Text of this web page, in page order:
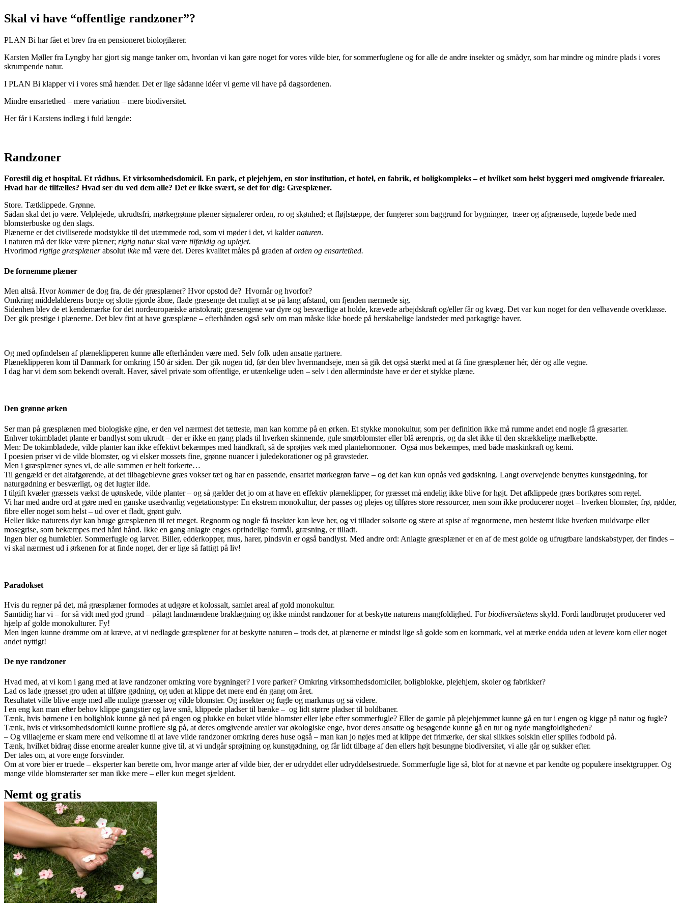
Skal vi have “offentlige randzoner”?
PLAN Bi har fået et brev fra en pensioneret biologilærer.
Karsten Møller fra Lyngby har gjort sig mange tanker om, hvordan vi kan gøre noget for vores vilde bier, for sommerfuglene og for alle de andre insekter og smådyr, som har mindre og mindre plads i vores
skrumpende natur.
I PLAN Bi klapper vi i vores små hænder. Det er lige sådanne idéer vi gerne vil have på dagsordenen.
Mindre ensartethed – mere variation – mere biodiversitet.
Her får i Karstens indlæg i fuld længde:
Randzoner
Forestil dig et hospital. Et rådhus. Et virksomhedsdomicil. En park, et plejehjem, en stor institution, et hotel, en fabrik, et boligkompleks – et hvilket som helst byggeri med omgivende friarealer.
Hvad har de tilfælles? Hvad ser du ved dem alle? Det er ikke svært, se det for dig: Græsplæner.
Store. Tætklippede. Grønne.
Sådan skal det jo være. Velplejede, ukrudtsfri, mørkegrønne plæner signalerer orden, ro og skønhed; et fløjlstæppe, der fungerer som baggrund for bygninger, træer og afgrænsede, lugede bede med
blomsterbuske og den slags.
Plænerne er det civiliserede modstykke til det utæmmede rod, som vi møder i det, vi kaldernaturen.
I naturen må der ikke være plæner; rigtig naturskal være tilfældig og uplejet.
Hvorimod rigtige græsplænerabsolutikke må være det. Deres kvalitet måles på graden aforden og ensartethed.
De fornemme plæner
Men altså. Hvorkommerde dog fra, de dér græsplæner? Hvor opstod de? Hvornår og hvorfor?
Omkring middelalderens borge og slotte gjorde åbne, flade græsenge det muligt at se på lang afstand, om fjenden nærmede sig.
Sidenhen blev de et kendemærke for det nordeuropæiske aristokrati; græsengene var dyre og besværlige at holde, krævede arbejdskraft og/eller får og kvæg. Det var kun noget for den velhavende overklasse.
Der gik prestige i plænerne. Det blev fint at have græsplæne – efterhånden også selv om man måske ikke boede på herskabelige landsteder med parkagtige haver.
Og med opfindelsen af plæneklipperen kunne alle efterhånden være med. Selv folk uden ansatte gartnere.
Plæneklipperen kom til Danmark for omkring 150 år siden. Der gik nogen tid, før den blev hvermandseje, men så gik det også stærkt med at få fine græsplæner hér, dér og alle vegne.
I dag har vi dem som bekendt overalt. Haver, såvel private som offentlige, er utænkelige uden – selv i den allermindste have er der et stykke plæne.
Den grønne ørken
Ser man på græsplænen med biologiske øjne, er den vel nærmest det tætteste, man kan komme på en ørken. Et stykke monokultur, som per definition ikke må rumme andet end nogle få græsarter.
Enhver tokimbladet plante er bandlyst som ukrudt – der er ikke en gang plads til hverken skinnende, gule smørblomster eller blå ærenpris, og da slet ikke til den skrækkelige mælkebøtte.
Men: De tokimbladede, vilde planter kan ikke effektivt bekæmpes med håndkraft, så de sprøjtes væk med plantehormoner. Også mos bekæmpes, med både maskinkraft og kemi.
I poesien priser vi de vilde blomster, og vi elsker mossets fine, grønne nuancer i juledekorationer og på gravsteder.
Men i græsplæner synes vi, de alle sammen er helt forkerte…
Til gengæld er det altafgørende, at det tilbageblevne græs vokser tæt og har en passende, ensartet mørkegrøn farve – og det kan kun opnås ved gødskning. Langt overvejende benyttes kunstgødning, for
naturgødning er besværligt, og det lugter ilde.
I tilgift kvæler græssets vækst de uønskede, vilde planter – og så gælder det jo om at have en effektiv plæneklipper, for græsset må endelig ikke blive for højt. Det afklippede græs bortkøres som regel.
Vi har med andre ord at gøre med en ganske usædvanlig vegetationstype: En ekstrem monokultur, der passes og plejes og tilføres store ressourcer, men som ikke producerer noget – hverken blomster, frø, rødder,
fibre eller noget som helst – ud over et fladt, grønt gulv.
Heller ikke naturens dyr kan bruge græsplænen til ret meget. Regnorm og nogle få insekter kan leve her, og vi tillader solsorte og stære at spise af regnormene, men bestemt ikke hverken muldvarpe eller
mosegrise, som bekæmpes med hård hånd. Ikke en gang anlagte enges oprindelige formål, græsning, er tilladt.
Ingen bier og humlebier. Sommerfugle og larver. Biller, edderkopper, mus, harer, pindsvin er også bandlyst. Med andre ord: Anlagte græsplæner er en af de mest golde og ufrugtbare landskabstyper, der findes –
vi skal nærmest ud i ørkenen for at finde noget, der er lige så fattigt på liv!
Paradokset
Hvis du regner på det, må græsplæner formodes at udgøre et kolossalt, samlet areal af gold monokultur.
Samtidig har vi – for så vidt med god grund – pålagt landmændene braklægning og ikke mindst randzoner for at beskytte naturens mangfoldighed. Forbiodiversitetens skyld. Fordi landbruget producerer ved
hjælp af golde monokulturer. Fy!
Men ingen kunne drømme om at kræve, at vi nedlagde græsplæner for at beskytte naturen – trods det, at plænerne er mindst lige så golde som en kornmark, vel at mærke endda uden at levere korn eller noget
andet nyttigt!
De nye randzoner
Hvad med, at vi kom i gang med at lave randzoner omkring vore bygninger? I vore parker? Omkring virksomhedsdomiciler, boligblokke, plejehjem, skoler og fabrikker?
Lad os lade græsset gro uden at tilføre gødning, og uden at klippe det mere end én gang om året.
Resultatet ville blive enge med alle mulige græsser og vilde blomster. Og insekter og fugle og markmus og så videre.
I en eng kan man efter behov klippe gangstier og lave små, klippede pladser til bænke – og lidt større pladser til boldbaner.
Tænk, hvis børnene i en boligblok kunne gå ned på engen og plukke en buket vilde blomster eller løbe efter sommerfugle? Eller de gamle på plejehjemmet kunne gå en tur i engen og kigge på natur og fugle?
Tænk, hvis et virksomhedsdomicil kunne profilere sig på, at deres omgivende arealer var økologiske enge, hvor deres ansatte og besøgende kunne gå en tur og nyde mangfoldigheden?
– Og villaejerne er skam mere end velkomne til at lave vilde randzoner omkring deres huse også – man kan jo nøjes med at klippe det frimærke, der skal slikkes solskin eller spilles fodbold på.
Tænk, hvilket bidrag disse enorme arealer kunne give til, at vi undgår sprøjtning og kunstgødning, og får lidt tilbage af den ellers højt besungne biodiversitet, vi alle går og sukker efter.
Der tales om, at vore enge forsvinder.
Om at vore bier er truede – eksperter kan berette om, hvor mange arter af vilde bier, der er udryddet eller udryddelsestruede. Sommerfugle lige så, blot for at nævne et par kendte og populære insektgrupper. Og
mange vilde blomsterarter ser man ikke mere – eller kun meget sjældent.
Nemt og gratis